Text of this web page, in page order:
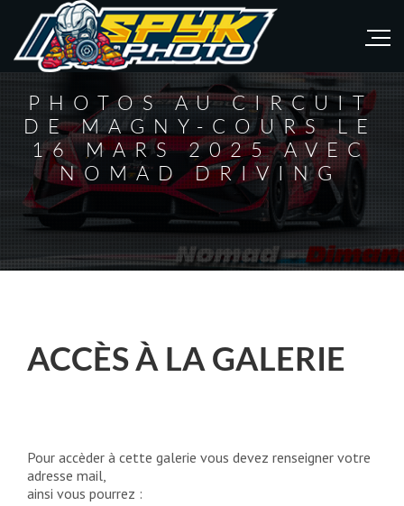
PHOTOS AU CIRCUIT
DE MAGNY-COURS LE
16 MARS 2025 AVEC
NOMAD DRIVING
ACCÈS À LA GALERIE
Pour accèder à cette galerie vous devez renseigner votre
adresse mail,
ainsi vous pourrez :